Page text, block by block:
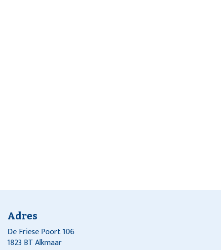
Adres
De Friese Poort 106
1823 BT Alkmaar